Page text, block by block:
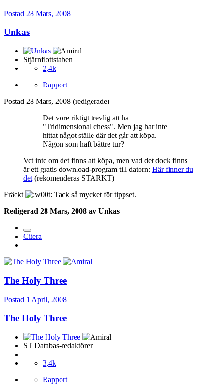
Postad 28 Mars, 2008
Unkas
Stjärnflottstaben
2,4k
Rapport
Postad 28 Mars, 2008 (redigerade)
Det vore riktigt trevlig att ha
"Tridimensional chess". Men jag har inte
hittat något ställe där det går att köpa.
Någon som haft bättre tur?
Vet inte om det finns att köpa, men vad det dock finns
är ett gratis download-program till datorn: Här finner du
det (rekomenderas STARKT)
Fräckt
Tack så mycket för tippset.
Redigerad 28 Mars, 2008 av Unkas
Citera
The Holy Three
Postad 1 April, 2008
The Holy Three
ST Databas-redaktörer
3,4k
Rapport